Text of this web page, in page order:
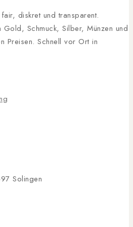
diskret und transparent.
Gold, Schmuck, Silber, Münzen und
Preisen. Schnell vor Ort in
Solingen